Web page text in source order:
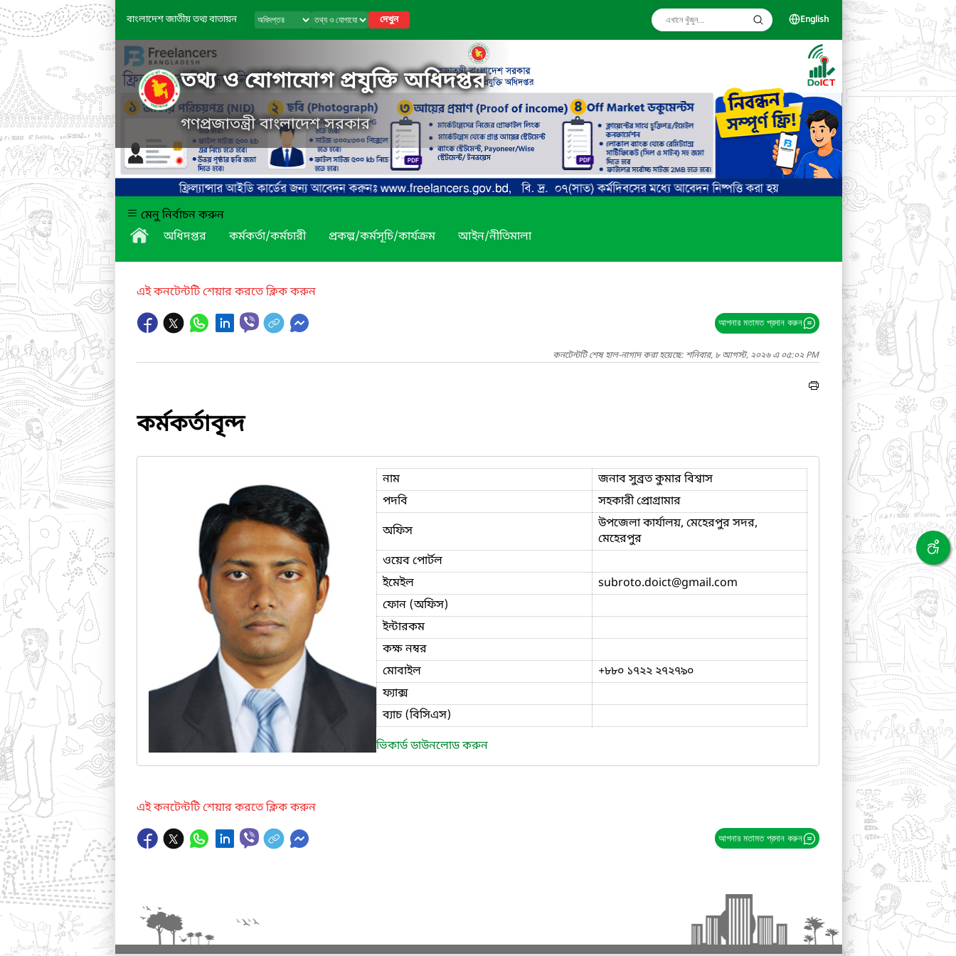
বাংলাদেশ জাতীয় তথ্য বাতায়ন দেখুন English
তথ্য ও যোগাযোগ প্রযুক্তি অধিদপ্তর
গণপ্রজাতন্ত্রী বাংলাদেশ সরকার
মেনু নির্বাচন করুন
অধিদপ্তর
কর্মকর্তা/কর্মচারী প্রকল্প/কর্মসূচি/কার্যক্রম আইন/নীতিমালা
এই কনটেন্টটি শেয়ার করতে ক্লিক করুন
আপনার মতামত প্রদান করুন
কনটেন্টটি শেষ হাল-নাগাদ করা হয়েছে: শনিবার, ৮ আগস্ট, ২০২৬ এ ০৫:০২ PM
কর্মকর্তাবৃন্দ
নাম
জনাব সুব্রত কুমার বিশ্বাস
পদবি
সহকারী প্রোগ্রামার
অফিস
উপজেলা কার্যালয়, মেহেরপুর সদর,
মেহেরপুর
ওয়েব পোর্টল
ইমেইল
subroto.doict@gmail.com
ফোন (অফিস)
ইন্টারকম
কক্ষ নম্বর
মোবাইল
+৮৮০ ১৭২২ ২৭২৭৯০
ফ্যাক্স
ব্যাচ (বিসিএস)
ভিকার্ড ডাউনলোড করুন
এই কনটেন্টটি শেয়ার করতে ক্লিক করুন
আপনার মতামত প্রদান করুন